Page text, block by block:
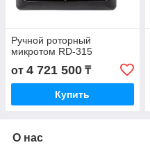
Ручной роторный
микротом RD-315
от 4 721 500 ₸
Купить
О нас